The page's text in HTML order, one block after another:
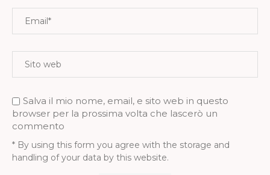
Salva il mio nome, email, e sito web in questo
browser per la prossima volta che lascerò un
commento
* By using this form you agree with the storage and
handling of your data by this website.